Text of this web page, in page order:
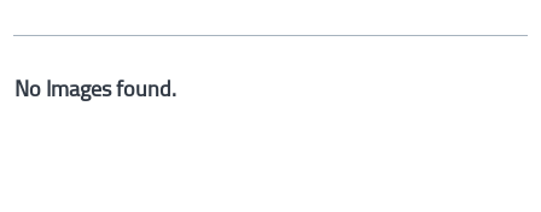
No Images found.